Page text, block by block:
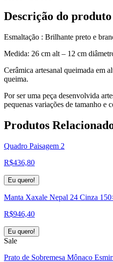
Descrição do produto
Esmaltação : Brilhante preto e
Medida: 26 cm alt – 12 cm
Cerâmica artesanal queimada em
queima.
Por ser uma peça desenvolvida
pequenas variações de tamanho e
Produtos
Quadro Paisagem 2
R$436,80
Eu quero!
Manta Xaxale Nepal 24 Cinza
R$946,40
Eu quero!
Sale
Prato de Sobremesa Mônaco